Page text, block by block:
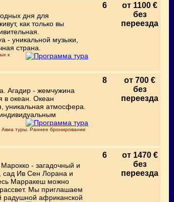
дня для
как только вы
- уникальной музыки,
страна.
к
6
от 1100 €
без
переезда
Агадир - жемчужина
в океан. Океан
уникальная атмосфера.
Авиа туры. Раннее бронирование
8
от 700 €
без
переезда
- загадочный и
сад Ив Сен Лорана и
Марракеш можно
Мы приглашаем
радушной африканской
6
от 1470 €
без
переезда